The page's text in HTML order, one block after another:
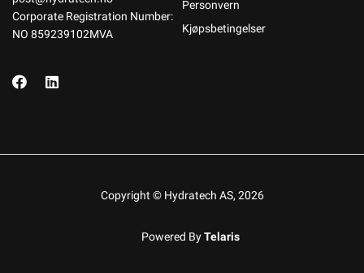
Corporate Registration Number:
NO 859239102MVA
Personvern
Kjøpsbetingelser
Copyright © Hydratech AS, 2026
Powered ByTelaris